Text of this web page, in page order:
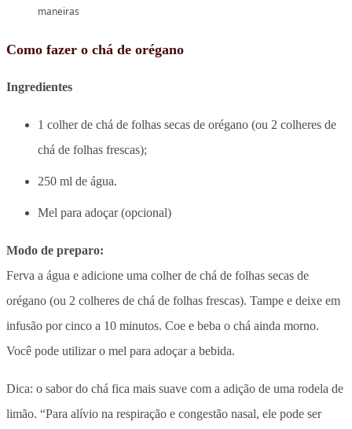
maneiras
Como fazer o chá de orégano
Ingredientes
1 colher de chá de folhas secas de orégano (ou 2 colheres de
chá de folhas frescas);
250 ml de água.
Mel para adoçar (opcional)
Modo de preparo:
Ferva a água e adicione uma colher de chá de folhas secas de
orégano (ou 2 colheres de chá de folhas frescas). Tampe e deixe em
infusão por cinco a 10 minutos. Coe e beba o chá ainda morno.
Você pode utilizar o mel para adoçar a bebida.
Dica: o sabor do chá fica mais suave com a adição de uma rodela de
limão. “Para alívio na respiração e congestão nasal, ele pode ser